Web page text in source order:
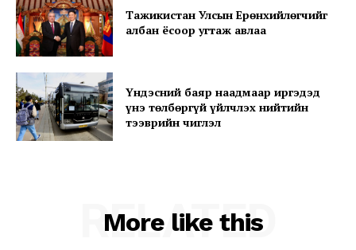
Contact us
Subscription Plans
My account
Тажикистан Улсын Ерөнхийлөгчийг
албан ёсоор угтаж авлаа
Үндэсний баяр наадмаар иргэдэд
үнэ төлбөргүй үйлчлэх нийтийн
тээврийн чиглэл
More like this
RELATED